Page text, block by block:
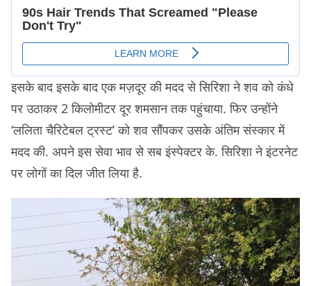
इसके बाद इसके बाद एक मज़दूर की मदद से सिरिशा ने शव को कंधे
पर उठाकर 2 किलोमीटर दूर शमसान तक पहुंचाया. फिर उन्होंने
‘ललिता चैरिटेबल ट्रस्ट’ को शव सौंपकर उसके अंतिम संस्कार में
मदद की. अपने इस सेवा भाव से सब इंस्पेक्टर के. सिरिशा ने इंटरनेट
पर लोगों का दिल जीत लिया है.